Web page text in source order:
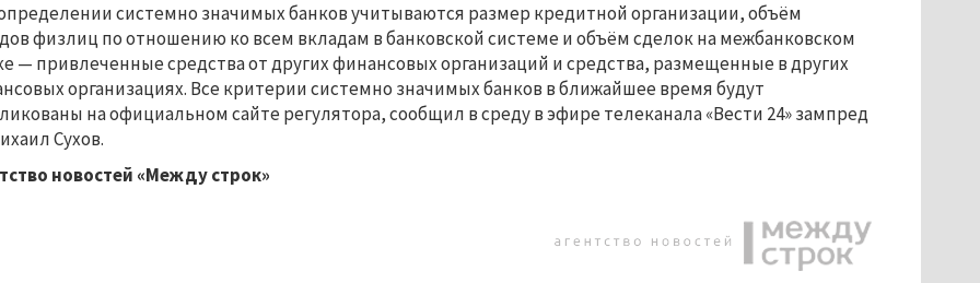
системно значимых банков учитываются размер кредитной организации, объём
физлиц по отношению ко всем вкладам в банковской системе и объём сделок на межбанковском
— привлеченные средства от других финансовых организаций и средства, размещенные в других
организациях. Все критерии системно значимых банков в ближайшее время будут
на официальном сайте регулятора, сообщил в среду в эфире телеканала «Вести 24» зампред
Сухов.
новостей «Между строк»